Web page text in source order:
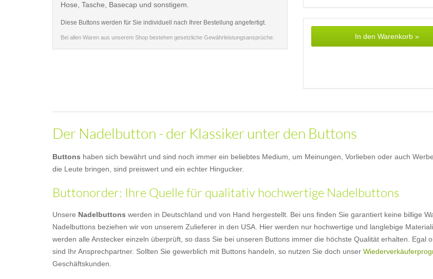
Hose, Tasche, Basecap und sonstigem.
Diese Buttons werden für Sie individuell nach Ihrer Bestellung angefertigt.
Bei allen Waren aus unserem Shop bestehen gesetzliche Gewährleistungsansprüche. In den Warenkorb »
Der Nadelbutton - der Klassiker unter den Buttons
Buttons haben sich bewährt und sind noch immer ein beliebtes Medium, um Meinungen, Vorlieben oder auch
die Leute bringen, sind preiswert und ein echter Hingucker.
Buttonorder: Ihre Quelle für qualitativ hochwertige Nadelbuttons
Unsere Nadelbuttons werden in Deutschland und von Hand hergestellt. Bei uns finden Sie garantiert keine billige
Nadelbuttons beziehen wir von unserem Zulieferer in den USA. Hier werden nur hochwertige und langlebige
werden alle Anstecker einzeln überprüft, so dass Sie bei unseren Buttons immer die höchste Qualität erhalten. Egal
sind Ihr Ansprechpartner. Sollten Sie gewerblich mit Buttons handeln, so nutzen Sie doch unser
Geschäftskunden.